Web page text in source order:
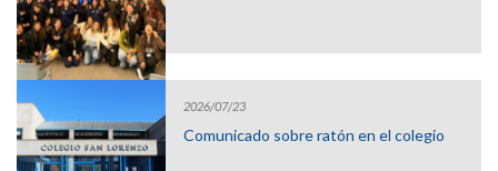
2026/07/23
Comunicado sobre ratón en el colegio